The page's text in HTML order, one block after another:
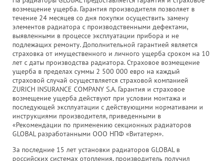
возмещение ущерба. Гарантия производителя позволяет в
течение 24 месяцев со дня покупки осуществить замену
элементов радиатора с производственными дефектами,
выявленными в процессе эксплуатации прибора и не
подлежащих ремонту. Дополнительной гарантией является
страховка от имущественного и личного ущерба сроком на 10
лет с даты производства радиатора. Страховое возмещение
ущерба в пределах суммы 2 500 000 евро на каждый
страховой случай осуществляется страховой компанией
ZURICH INSURANCE COMPANY S.A. Гарантия и страховое
возмещение ущерба действуют при условии монтажа и
последующей эксплуатации с действующими нормативами и
инструкциями производителя, приведенными в
«Рекомендации по применению секционных радиаторов
GLOBAL разработанными ООО НПФ «Витатерм».
За последние 15 лет установки радиаторов GLOBAL в
российских системах отопления, производитель получил